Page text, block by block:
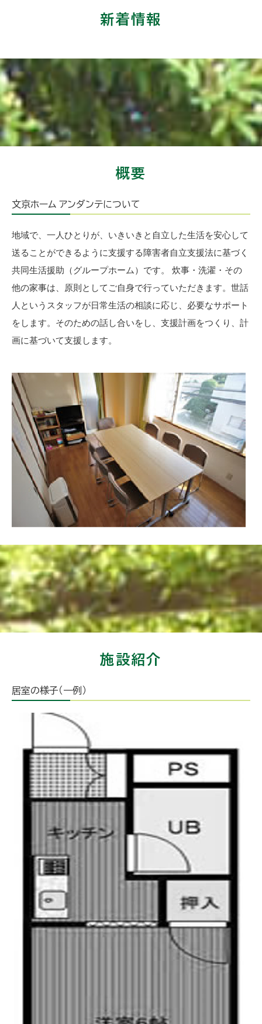
新着情報
概要
文京ホーム アンダンテについて
地域で、一人ひとりが、いきいきと自立した生活を安心して
送ることができるように支援する障害者自立支援法に基づく
共同生活援助（グループホーム）です。 炊事・洗濯・その
他の家事は、原則としてご自身で行っていただきます。世話
人というスタッフが日常生活の相談に応じ、必要なサポート
をします。そのための話し合いをし、支援計画をつくり、計
画に基づいて支援します。
施設紹介
居室の様子（一例）